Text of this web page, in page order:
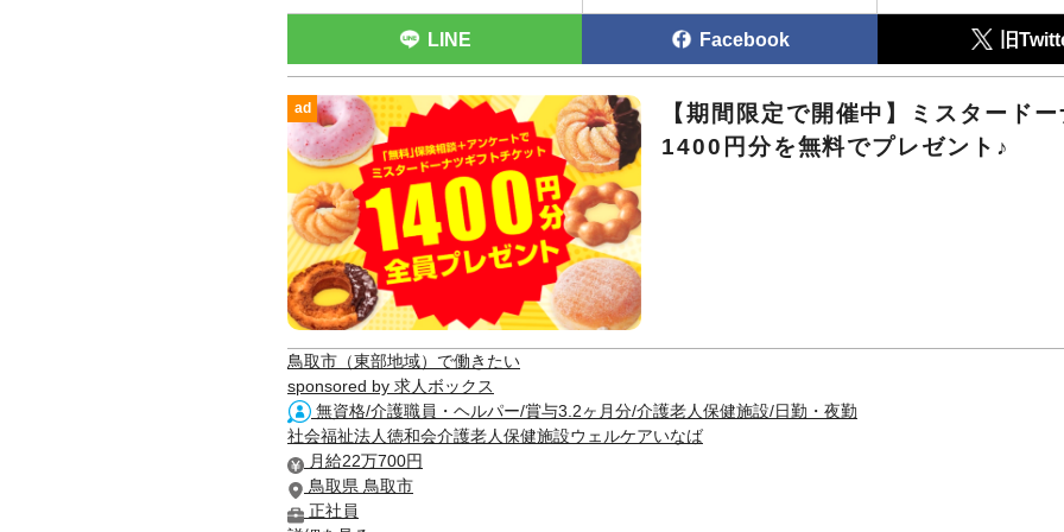
LINE Facebook 旧
ad
【期間限定で開催中】ミスタードー
1400円分を無料でプレゼント♪
鳥取市（東部地域）で働きたい
sponsored by 求人ボックス
無資格/介護職員・ヘルパー/賞与3.2ヶ月分/介護老人保健施設/日勤・夜勤
社会福祉法人徳和会介護老人保健施設ウェルケアいなば
月給22万700円
鳥取県 鳥取市
正社員